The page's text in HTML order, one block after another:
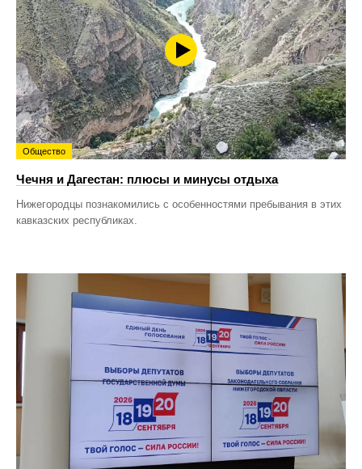
Общество
Чечня и Дагестан: плюсы и минусы отдыха
Нижегородцы познакомились с особенностями пребывания в этих
кавказских республиках.